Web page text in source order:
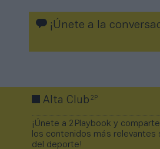
¡Únete a la
Alta Club2P
¡Únete a 2Playbook y
los contenidos más relevantes
del deporte!